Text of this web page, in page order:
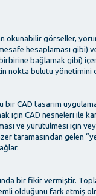
okunabilir görseller,
hesaplaması gibi)
bağlamak gibi)
nokta bulutu yönetimini
bir CAD tasarım
için CAD nesneleri ile
ve yürütülmesi için
taramasından gelen
bir fikir vermiştir.
olduğunu fark etmiş